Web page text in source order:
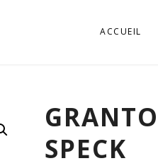
ACCUEIL
SPECK